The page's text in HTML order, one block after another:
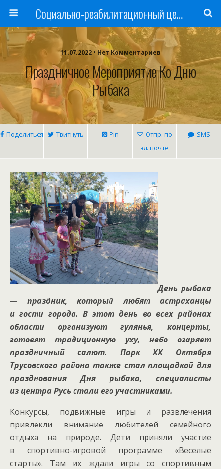
Cоциально-реабилитационный центр Русь
11.07.2022 • Нет Комментариев
Праздничное Мероприятие Ко Дню
Рыбака
Поделиться Твитнуть Pin
Отпр. по
эл. почте
SMS
День рыбака
— праздник, который любят астраханцы
и гости города. В этот день во всех районах
области организуют гулянья, концерты,
готовят традиционную уху, небо озаряет
праздничный салют. ПаркXX Октября
Трусовского района также стал площадкой для
празднования Дня рыбака, специалисты
из центра Русь стали его участниками.
Конкурсы, подвижные игры и развлечения
привлекли внимание любителей семейного
отдыха на природе. Дети приняли участие
в спортивно-игровой программе «Веселые
старты». Там их ждали игры со спортивным